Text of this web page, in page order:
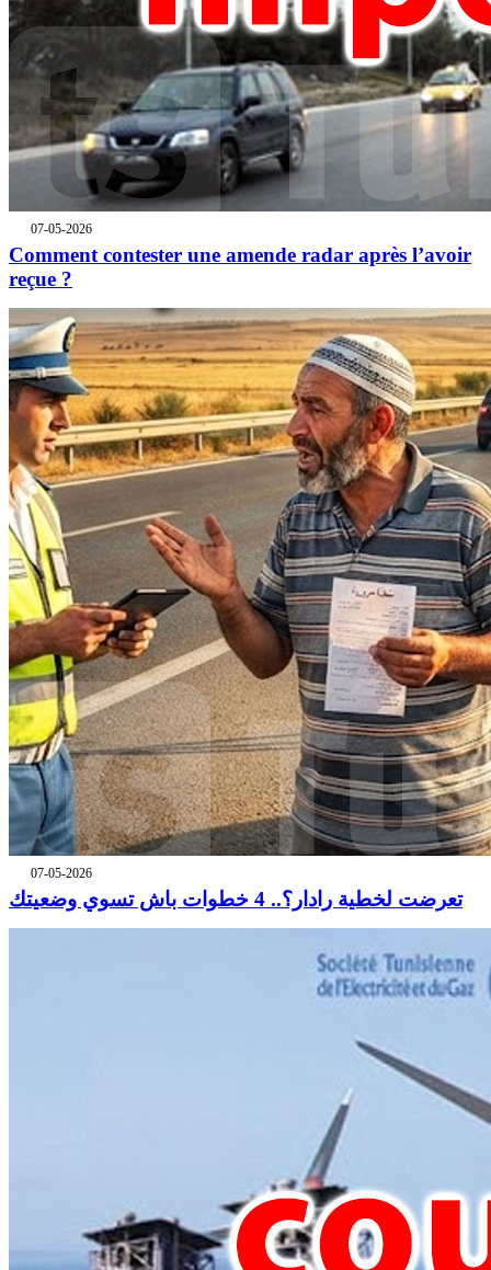
07-05-2026
Comment contester une amende radar après l’avoir
reçue ?
07-05-2026
تعرضت لخطية رادار؟.. 4 خطوات باش تسوي وضعيتك